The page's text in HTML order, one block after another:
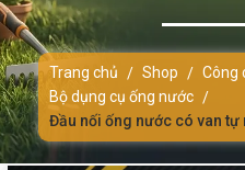
Trang chủ / Shop / Công
Bộ dụng cụ ống nước /
Đầu nối ống nước có van